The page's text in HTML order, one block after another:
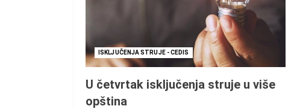
ISKLJUČENJA STRUJE - CEDIS
U četvrtak isključenja struje u više
opština